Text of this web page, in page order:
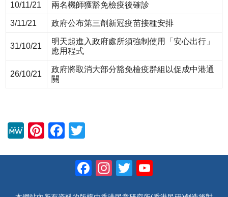
10/11/21 兩名機師獲豁免檢疫後確診
3/11/21 政府公布第三劑新冠疫苗接種安排
31/10/21
明天起進入政府處所須強制使用「安心出行」
應用程式
26/10/21
政府將取消大部分豁免檢疫群組以促成中港通
關
M
Pi
F
tt
er
Facebook
Instagram
Twitter